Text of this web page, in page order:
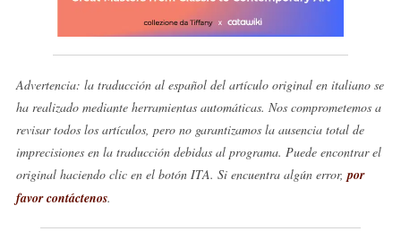
Advertencia: la traducción al español del artículo original en italiano se
ha realizado mediante herramientas automáticas. Nos comprometemos a
revisar todos los artículos, pero no garantizamos la ausencia total de
imprecisiones en la traducción debidas al programa. Puede encontrar el
original haciendo clic en el botón ITA. Si encuentra algún error, por
favor contáctenos.